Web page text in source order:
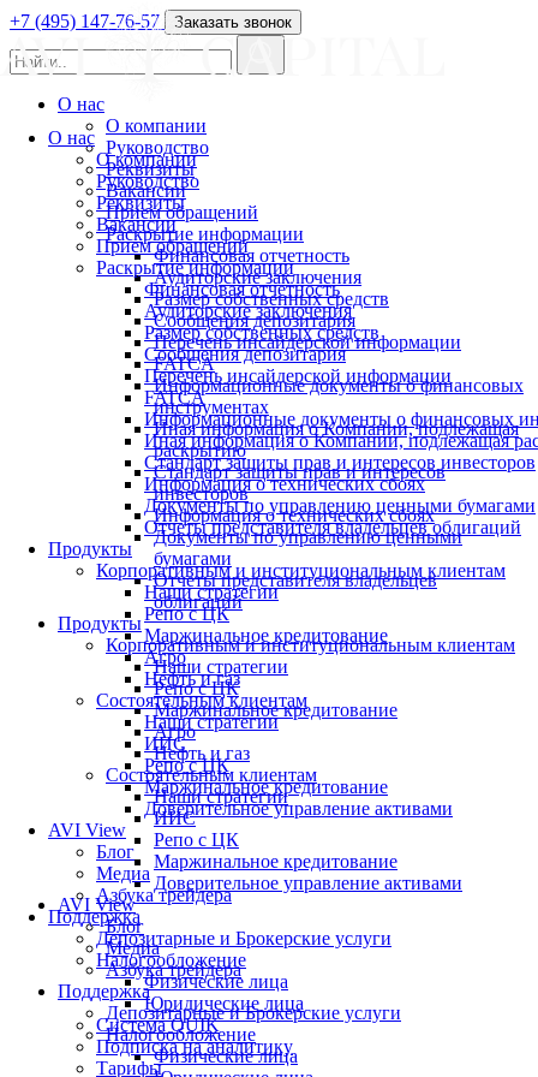
О нас
О компании
Руководство
Реквизиты
Вакансии
Прием обращений
Раскрытие информации
Финансовая отчетность
Аудиторские заключения
Размер собственных средств
Сообщения депозитария
Перечень инсайдерской информации
FATCA
Информационные документы о финансовых
Иная информация о Компании, подлежащая
Стандарт защиты прав и интересов инвесторов
Информация о технических сбоях
Документы по управлению ценными бумагами
Отчеты представителя владельцев облигаций
Продукты
Корпоративным и институциональным клиентам
Наши стратегии
Репо с ЦК
Маржинальное кредитование
Агро
Нефть и газ
Состоятельным клиентам
Наши стратегии
ИИС
Репо с ЦК
Маржинальное кредитование
Доверительное управление активами
AVI View
Блог
Медиа
Азбука трейдера
Поддержка
Депозитарные и Брокерские услуги
Налогообложение
Физические лица
Юридические лица
Система QUIK
Подписка на аналитику
Тарифы
+7 (495) 147-76-57 Заказать звонок
О нас
О компании
Руководство
Реквизиты
Вакансии
Прием обращений
Раскрытие информации
Финансовая отчетность
Аудиторские заключения
Размер собственных средств
Сообщения депозитария
Перечень инсайдерской информации
FATCA
Информационные документы о финансовых
инструментах
Иная информация о Компании, подлежащая
раскрытию
Стандарт защиты прав и интересов
инвесторов
Информация о технических сбоях
Документы по управлению ценными
бумагами
Отчеты представителя владельцев
облигаций
Продукты
Корпоративным и институциональным клиентам
Наши стратегии
Репо с ЦК
Маржинальное кредитование
Агро
Нефть и газ
Состоятельным клиентам
Наши стратегии
ИИС
Репо с ЦК
Маржинальное кредитование
Доверительное управление активами
AVI View
Блог
Медиа
Азбука трейдера
Поддержка
Депозитарные и Брокерские услуги
Налогообложение
Физические лица